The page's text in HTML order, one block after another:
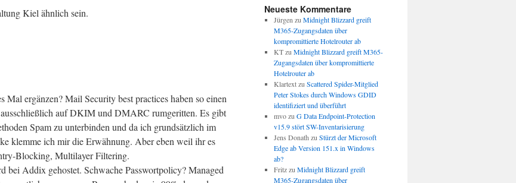
Kiel ähnlich sein.
Mal ergänzen? Mail Security best practices haben so einen
auf DKIM und DMARC rumgeritten. Es gibt
Spam zu unterbinden und da ich grundsätzlich im
klemme ich mir die Erwähnung. Aber eben weil ihr es
Blocking, Multilayer Filtering.
bei Addix gehostet. Schwache Passwortpolicy? Managed
Neueste Kommentare
Jürgen zu Midnight Blizzard greift
M365-Zugangsdaten über
kompromittierte Hotelrouter ab
KTzu Midnight Blizzard greift M365-
Zugangsdaten über kompromittierte
Hotelrouter ab
Klartextzu Scattered Spider-Mitglied
Peter Stokes durch Windows GDID
identifiziert und überführt
mvozu G Data Endpoint-Protection
v15.9 stört SW-Inventarisierung
Jens Donath zu Stürzt der Microsoft
Edge ab Version 151.x in Windows
ab?
Fritzzu Midnight Blizzard greift
M365-Zugangsdaten über